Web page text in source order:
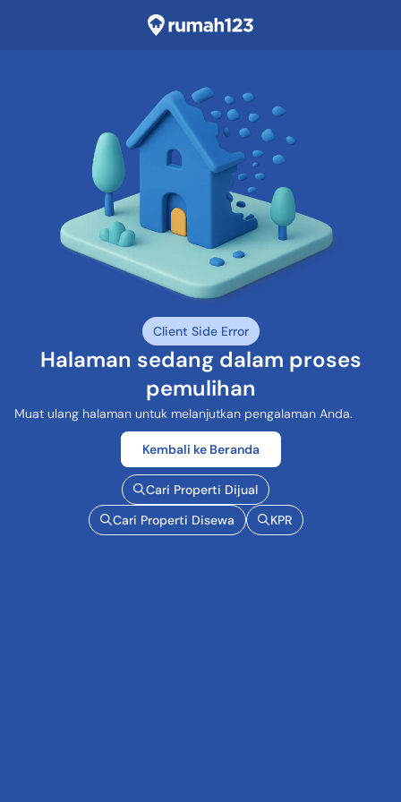
Client Side Error
Halaman sedang dalam proses
pemulihan
Muat ulang halaman untuk melanjutkan pengalaman Anda.
Kembali ke Beranda
Cari Properti Dijual
Cari Properti Disewa
KPR